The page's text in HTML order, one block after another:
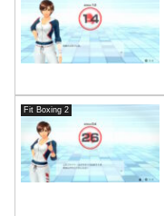
Fit Boxing 2